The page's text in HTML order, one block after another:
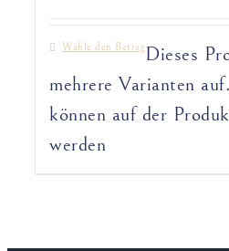
Wähle den BetragDieses
mehrere Varianten
können auf der
werden